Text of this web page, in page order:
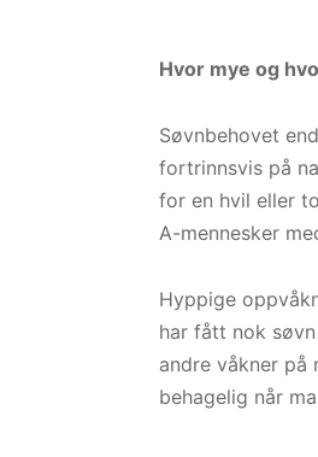
Hvor mye og
Søvnbehovet
fortrinnsvis på
for en hvil eller
A-mennesker
Hyppige
har fått nok
andre våkner
behagelig når